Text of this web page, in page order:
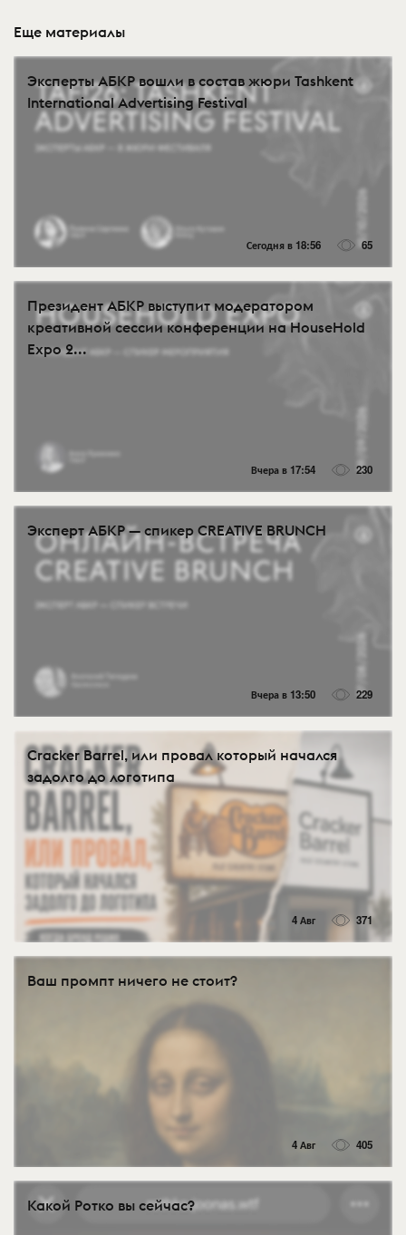
Еще материалы
Эксперты АБКР вошли в состав жюри Tashkent
International Advertising Festival
Сегодня в 18:56 65
Президент АБКР выступит модератором
креативной сессии конференции на HouseHold
Expo 2...
Вчера в 17:54 230
Эксперт АБКР — спикер CREATIVE BRUNCH
Вчера в 13:50 229
Cracker Barrel, или провал который начался
задолго до логотипа
4 Авг 371
Ваш промпт ничего не стоит?
4 Авг 405
Какой Ротко вы сейчас?